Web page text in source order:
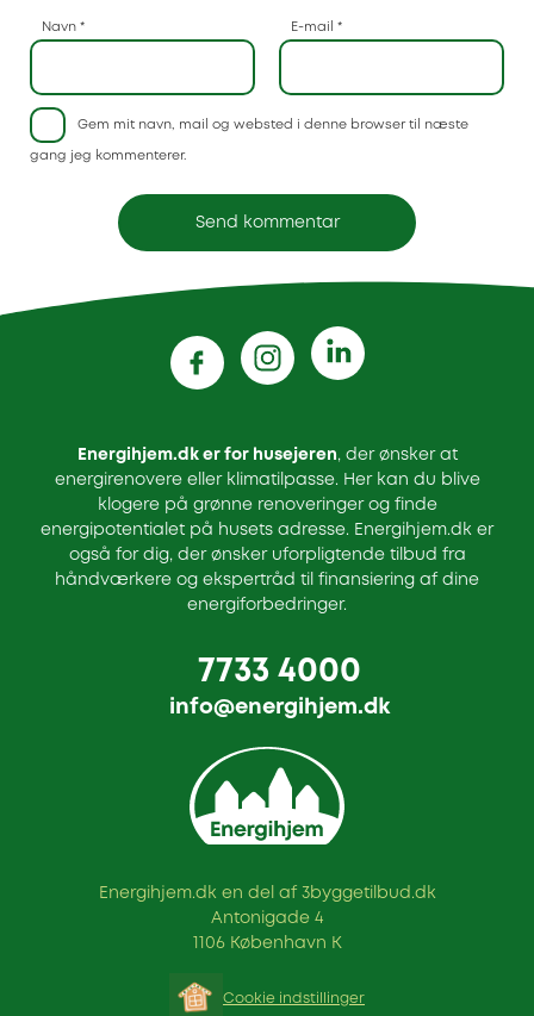
Navn * E-mail *
Gem mit navn, mail og websted i denne browser til næste
gang jeg kommenterer.
Energihjem.dk er for husejeren, der ønsker at
energirenovere eller klimatilpasse. Her kan du blive
klogere på grønne renoveringer og finde
energipotentialet på husets adresse. Energihjem.dk er
også for dig, der ønsker uforpligtende tilbud fra
håndværkere og ekspertråd til finansiering af dine
energiforbedringer.
7733 4000
info@energihjem.dk
Energihjem.dk en del af 3byggetilbud.dk
Antonigade 4
1106 København K
Cookie indstillinger